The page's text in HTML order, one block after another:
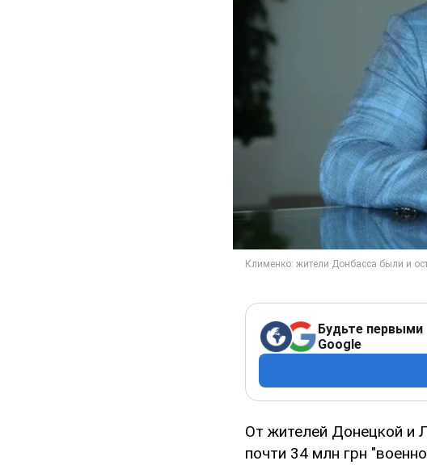
Будьте первыми
Google
От жителей Донецкой и
почти 34 млн грн